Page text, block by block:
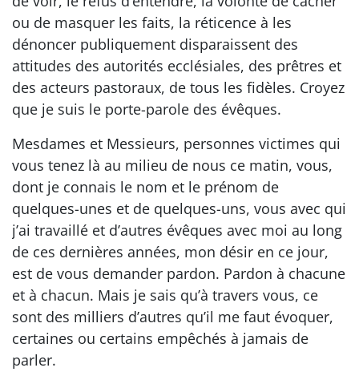
ou de masquer les faits, la réticence à les
dénoncer publiquement disparaissent des
attitudes des autorités ecclésiales, des prêtres et
des acteurs pastoraux, de tous les fidèles. Croyez
que je suis le porte-parole des évêques.
Mesdames et Messieurs, personnes victimes qui
vous tenez là au milieu de nous ce matin, vous,
dont je connais le nom et le prénom de
quelques-unes et de quelques-uns, vous avec qui
j’ai travaillé et d’autres évêques avec moi au long
de ces dernières années, mon désir en ce jour,
est de vous demander pardon. Pardon à chacune
et à chacun. Mais je sais qu’à travers vous, ce
sont des milliers d’autres qu’il me faut évoquer,
certaines ou certains empêchés à jamais de
parler.